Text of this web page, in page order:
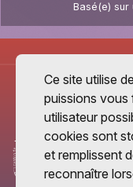
Basé(e) sur
Ce site utilise
puissions vous
utilisateur
cookies sont
et remplissent
reconnaître